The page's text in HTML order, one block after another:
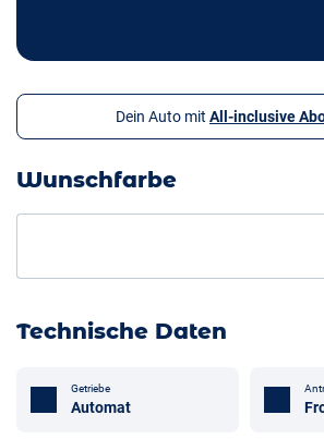
Dein Auto mit All-inclusive
Wunschfarbe
Technische Daten
Getriebe
Automat